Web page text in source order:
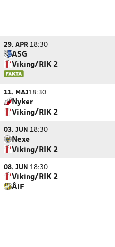
29. APR.18:30
ASG
Viking/RIK 2
11. MAJ18:30
Nyker
Viking/RIK 2
03. JUN.18:30
Nexø
Viking/RIK 2
08. JUN.18:30
Viking/RIK 2
ÅIF